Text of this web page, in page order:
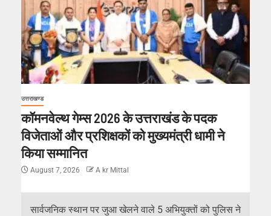
उत्तराखण्ड
कॉमनवेल्थ गेम्स 2026 के उत्तराखंड के पदक
विजेताओं और प्रशिक्षकों को मुख्यमंत्री धामी ने
किया सम्मानित
August 7, 2026 A kr Mittal
सार्वजनिक स्थान पर जुआ खेलने वाले 5 अभियुक्तों को पुलिस ने